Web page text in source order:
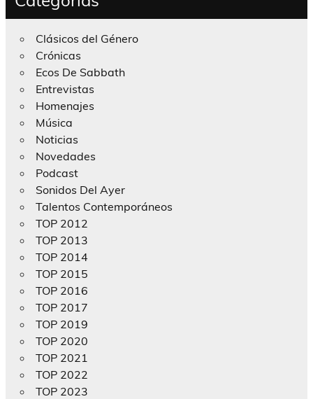
Clásicos del Género
Crónicas
Ecos De Sabbath
Entrevistas
Homenajes
Música
Noticias
Novedades
Podcast
Sonidos Del Ayer
Talentos Contemporáneos
TOP 2012
TOP 2013
TOP 2014
TOP 2015
TOP 2016
TOP 2017
TOP 2019
TOP 2020
TOP 2021
TOP 2022
TOP 2023